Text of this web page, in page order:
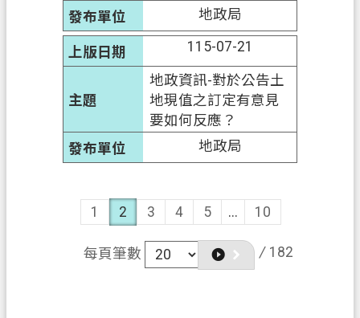
地政局
115-07-21
地政資訊-對於公告土
地現值之訂定有意見
要如何反應？
地政局
1 2 3 4 5 ... 10
每頁筆數 / 182